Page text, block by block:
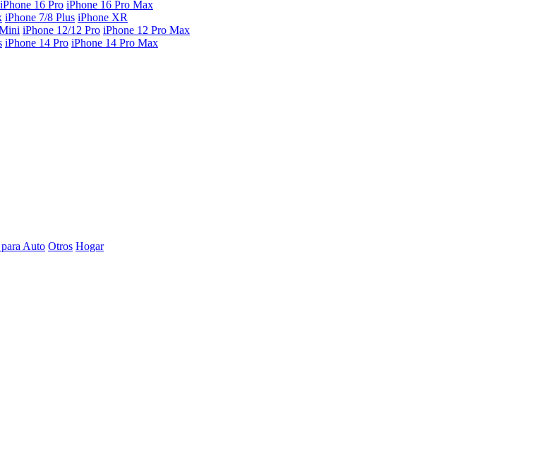
iPhone 16 Pro iPhone 16 Pro Max
iPhone 7/8 Plus iPhone XR
iPhone 12/12 Pro iPhone 12 Pro Max
iPhone 14 Pro iPhone 14 Pro Max
Auto Otros Hogar